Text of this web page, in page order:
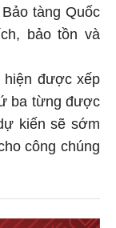
tàng Quốc
bảo tồn và
hiện được xếp
ba từng được
kiến sẽ sớm
công chúng